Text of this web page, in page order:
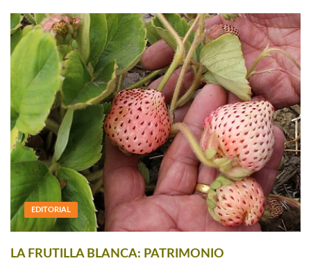
EDITORIAL
LA FRUTILLA BLANCA: PATRIMONIO